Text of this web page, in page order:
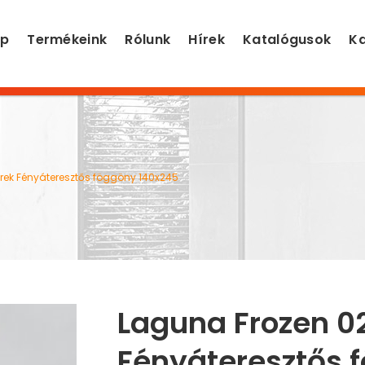
Termékeink Rólunk Hírek Katalógusok
Fényáteresztős föggöny 140x245
Laguna Frozen